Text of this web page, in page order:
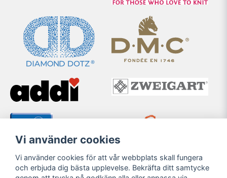
Vi använder cookies
Vi använder cookies för att vår webbplats skall fungera
och erbjuda dig bästa upplevelse. Bekräfta ditt samtycke